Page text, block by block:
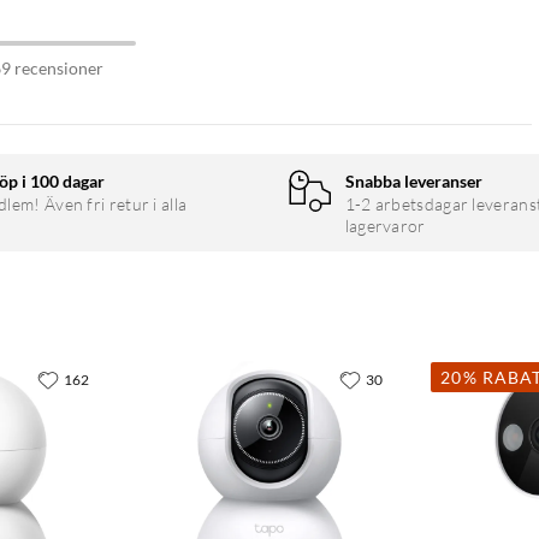
recensioner
i 100 dagar
Även fri retur i alla
Snabba leveranser
1-2 arbetsdagar
lagervaror
162 30 20%